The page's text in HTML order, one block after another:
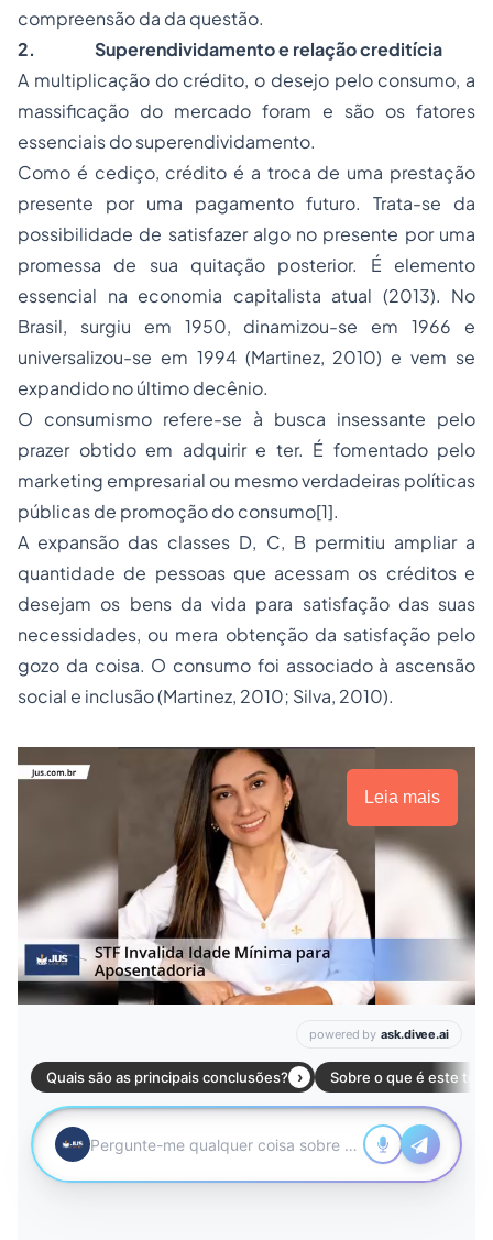
compreensão da da questão.
2. Superendividamento e relação creditícia
A multiplicação do crédito, o desejo pelo consumo, a
massificação do mercado foram e são os fatores
essenciais do superendividamento.
Como é cediço, crédito é a troca de uma prestação
presente por uma pagamento futuro. Trata-se da
possibilidade de satisfazer algo no presente por uma
promessa de sua quitação posterior. É elemento
essencial na economia capitalista atual (2013). No
Brasil, surgiu em 1950, dinamizou-se em 1966 e
universalizou-se em 1994 (Martinez, 2010) e vem se
expandido no último decênio.
O consumismo refere-se à busca insessante pelo
prazer obtido em adquirir e ter. É fomentado pelo
marketing empresarial ou mesmo verdadeiras políticas
públicas de promoção do consumo[1].
A expansão das classes D, C, B permitiu ampliar a
quantidade de pessoas que acessam os créditos e
desejam os bens da vida para satisfação das suas
necessidades, ou mera obtenção da satisfação pelo
gozo da coisa. O consumo foi associado à ascensão
social e inclusão (Martinez, 2010; Silva, 2010).
Leia mais